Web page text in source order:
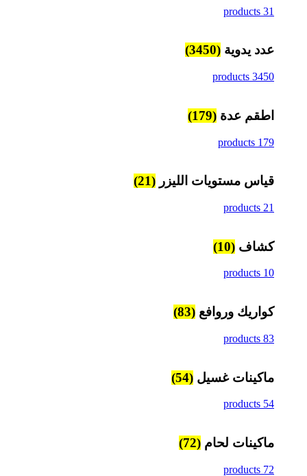
31 products
عدد يدوية (3450)
3450 products
اطقم عدة (179)
179 products
قياس مستويات الليزر (21)
21 products
كشاف (10)
10 products
كواريك وروافع (83)
83 products
ماكينات غسيل (54)
54 products
ماكينات لحام (72)
72 products